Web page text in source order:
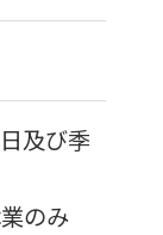
及び季
のみ